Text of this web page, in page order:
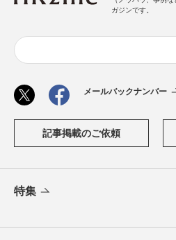
ガジンです。
メールバックナンバー
記事掲載のご依頼
特集